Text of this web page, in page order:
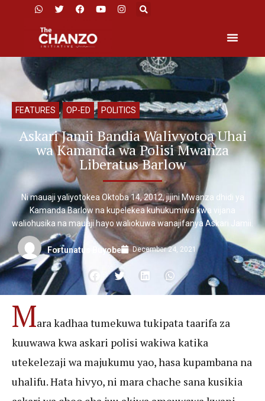
FEATURES , OP-ED , POLITICS
Askari Jamii Bandia Walivyotoa Uhai
wa Kamanda wa Polisi Mwanza
Liberatus Barlow
Ni mauaji yaliyotokea Oktoba 14, 2012, jijini Mwanza dhidi ya
Kamanda Barlow na kupelekea kuhukumiwa kwa vijana
waliohusika na mauaji hayo waliokuwa wanajifanya Askari Jamii.
Fortunatus Buyobe December 24, 2021
Mara kadhaa tumekuwa tukipata taarifa za
kuuwawa kwa askari polisi wakiwa katika
utekelezaji wa majukumu yao, hasa kupambana na
uhalifu. Hata hivyo, ni mara chache sana kusikia